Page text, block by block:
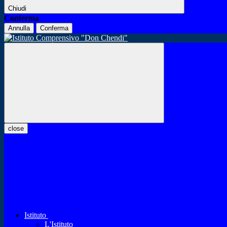
Chiudi
Conferma
Annulla Conferma
close
Istituto
L'Istituto